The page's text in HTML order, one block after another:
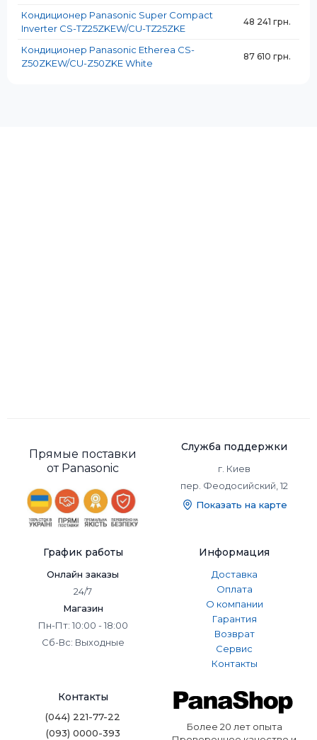
✅ Высокая энергоэффективность
кондиционеров
Panasonic. Функционал
и стиль для любого
помещения
✅ Экологичный фреон R32
Большинство моделей работают на фреоне R32,
потепления и высокой энергоэффективностью. Это
делает кондиционеры Panasonic более безопасными для
окружающей среды и экономичными в использовании.
✅ Инновационные технологии
В кондиционерах используется инверторная
экономичную работу. А системы очистки воздуха, такие
как Nanoe™ X, нейтрализуют аллергены, бактерии и
неприятные запахи.
Кондиционер Panasonic Super Compact
Inverter CS-TZ25ZKEW/CU-TZ25ZKE
48 241 грн.
Кондиционер Panasonic Etherea CS-
Z50ZKEW/CU-Z50ZKE White
87 610 грн.
Прямые поставки
от Panasonic
Служба поддержки
г. Киев
пер. Феодосийский, 12
Показать на карте
График работы
Онлайн заказы
24/7
Магазин
Пн-Пт: 10:00 - 18:00
Сб-Вс: Выходные
Информация
Доставка
Оплата
О компании
Гарантия
Возврат
Сервис
Контакты
Контакты
(044) 221-77-22
(093) 0000-393
Более 20 лет опыта